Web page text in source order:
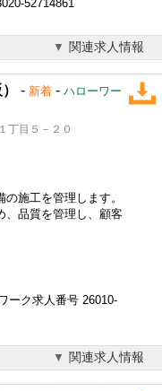
52714861
関連求人情報
- 新着 - ハローワー
丁目５－２０
の施工を管理します。
、品質を管理し、顧客
ーク求人番号 26010-
関連求人情報